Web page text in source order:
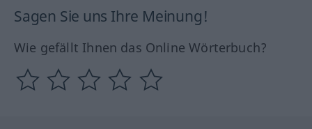
Sagen Sie uns Ihre Meinung!
Wie gefällt Ihnen das Online Wörterbuch?